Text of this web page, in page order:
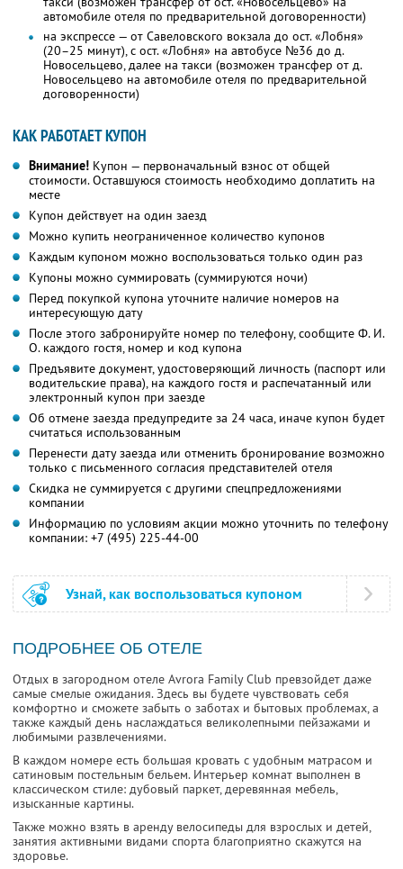
автомобиле отеля по предварительной договоренности)
на экспрессе — от Савеловского вокзала до ост. «Лобня»
(20–25 минут), с ост. «Лобня» на автобусе №36 до д.
Новосельцево, далее на такси (возможен трансфер от д.
Новосельцево на автомобиле отеля по предварительной
договоренности)
КАК РАБОТАЕТ КУПОН
Внимание! Купон — первоначальный взнос от общей
стоимости. Оставшуюся стоимость необходимо доплатить на
месте
Купон действует на один заезд
Можно купить неограниченное количество купонов
Каждым купоном можно воспользоваться только один раз
Купоны можно суммировать (суммируются ночи)
Перед покупкой купона уточните наличие номеров на
интересующую дату
После этого забронируйте номер по телефону, сообщите Ф. И.
О. каждого гостя, номер и код купона
Предъявите документ, удостоверяющий личность (паспорт или
водительские права), на каждого гостя и распечатанный или
электронный купон при заезде
Об отмене заезда предупредите за 24 часа, иначе купон будет
считаться использованным
Перенести дату заезда или отменить бронирование возможно
только с письменного согласия представителей отеля
Скидка не суммируется с другими спецпредложениями
компании
Информацию по условиям акции можно уточнить по телефону
компании: +7 (495) 225-44-00
Узнай, как воспользоваться купоном
ПОДРОБНЕЕ ОБ ОТЕЛЕ
Отдых в загородном отеле Avrora Family Club превзойдет даже
самые смелые ожидания. Здесь вы будете чувствовать себя
комфортно и сможете забыть о заботах и бытовых проблемах, а
также каждый день наслаждаться великолепными пейзажами и
любимыми развлечениями.
В каждом номере есть большая кровать с удобным матрасом и
сатиновым постельным бельем. Интерьер комнат выполнен в
классическом стиле: дубовый паркет, деревянная мебель,
изысканные картины.
Также можно взять в аренду велосипеды для взрослых и детей,
занятия активными видами спорта благоприятно скажутся на
здоровье.